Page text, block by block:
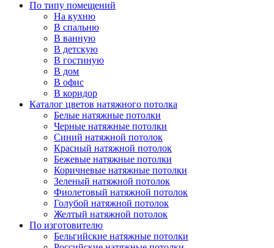
По типу помещений
На кухню
В спальню
В ванную
В детскую
В гостиную
В дом
В офис
В коридор
Каталог цветов натяжного потолка
Белые натяжные потолки
Черные натяжные потолки
Синий натяжной потолок
Красный натяжной потолок
Бежевые натяжные потолки
Коричневые натяжные потолки
Зеленый натяжной потолок
Фиолетовый натяжной потолок
Голубой натяжной потолок
Желтый натяжной потолок
По изготовителю
Бельгийские натяжные потолки